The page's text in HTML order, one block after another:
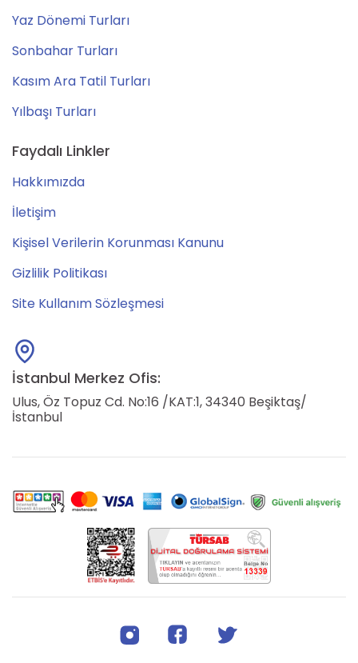
Yaz Dönemi Turları
Sonbahar Turları
Kasım Ara Tatil Turları
Yılbaşı Turları
Faydalı Linkler
Hakkımızda
İletişim
Kişisel Verilerin Korunması Kanunu
Gizlilik Politikası
Site Kullanım Sözleşmesi
İstanbul Merkez Ofis:
Ulus, Öz Topuz Cd. No:16 /KAT:1, 34340 Beşiktaş/
İstanbul